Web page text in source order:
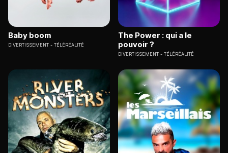
Baby boom
DIVERTISSEMENT TÉLÉRÉALITÉ
The Power : qui a le
pouvoir ?
DIVERTISSEMENT TÉLÉRÉALITÉ